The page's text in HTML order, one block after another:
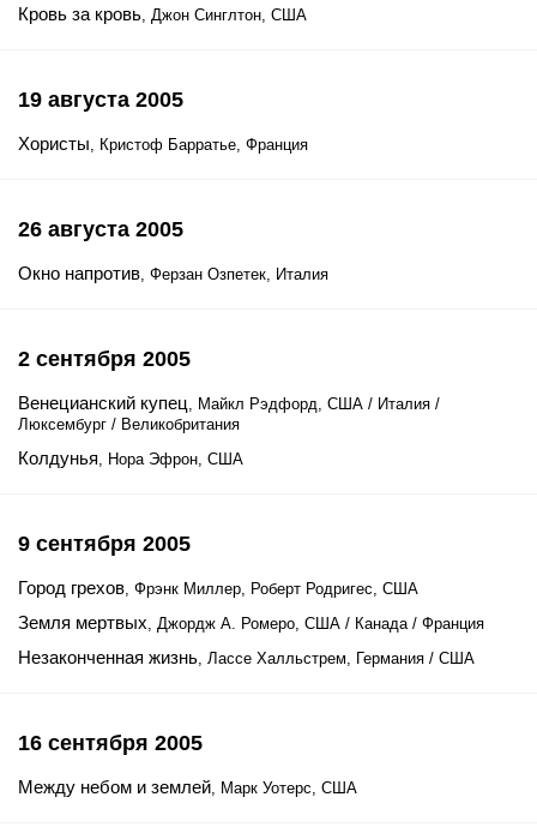
Кровь за кровь, Джон Синглтон, США
19 августа 2005
Хористы, Кристоф Барратье, Франция
26 августа 2005
Окно напротив, Ферзан Озпетек, Италия
2 сентября 2005
Венецианский купец, Майкл Рэдфорд, США / Италия /
Люксембург / Великобритания
Колдунья, Нора Эфрон, США
9 сентября 2005
Город грехов, Фрэнк Миллер, Роберт Родригес, США
Земля мертвых, Джордж А. Ромеро, США / Канада / Франция
Незаконченная жизнь, Лассе Халльстрем, Германия / США
16 сентября 2005
Между небом и землей, Марк Уотерс, США